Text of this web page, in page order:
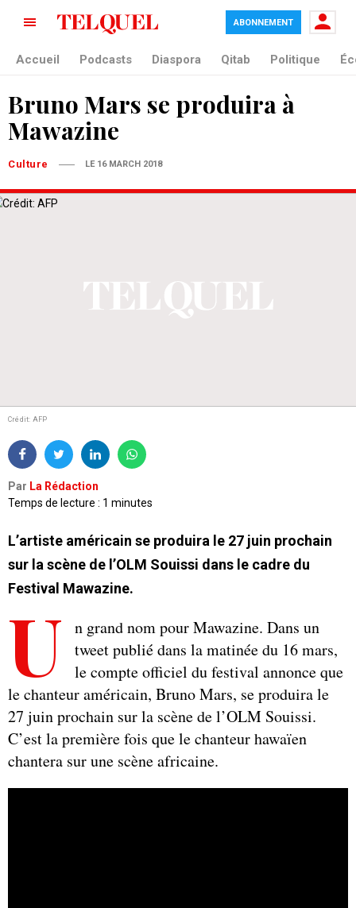
ABONNEMENT
Accueil Podcasts Diaspora Qitab Politique
Bruno Mars se produira à
Mawazine
Culture LE 16 MARCH 2018
Crédit: AFP
Par La Rédaction
Temps de lecture : 1 minutes
L’artiste américain se produira le 27 juin prochain
sur la scène de l’OLM Souissi dans le cadre du
Festival Mawazine.
U
n grand nom pour Mawazine. Dans un
tweet publié dans la matinée du 16 mars,
le compte officiel du festival annonce que
le chanteur américain, Bruno Mars, se produira le
27 juin prochain sur la scène de l’OLM Souissi.
C’est la première fois que le chanteur hawaïen
chantera sur une scène africaine.